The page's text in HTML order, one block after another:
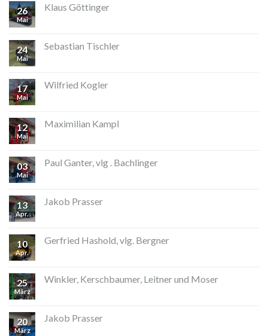
26
Mai
Klaus Göttinger
24
Mai
Sebastian Tischler
17
Mai
Wilfried Kogler
12
Mai
Maximilian Kampl
03
Mai
Paul Ganter, vlg . Bachlinger
13
Apr.
Jakob Prasser
10
Apr.
Gerfried Hashold, vlg. Bergner
25
März
Winkler, Kerschbaumer, Leitner und Moser
20
März
Jakob Prasser